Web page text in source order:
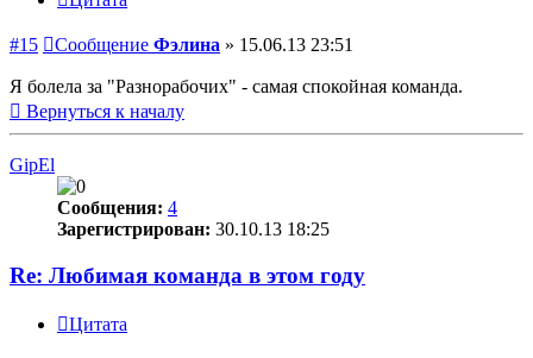
#15 Сообщение Фэлина » 15.06.13 23:51
Я болела за "Разнорабочих" - самая спокойная команда.
Вернуться к началу
GipEl
Сообщения: 4
Зарегистрирован: 30.10.13 18:25
Re: Любимая команда в этом году
Цитата